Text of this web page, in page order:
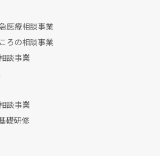
医療相談事業
ろの相談事業
談事業
談事業
礎研修